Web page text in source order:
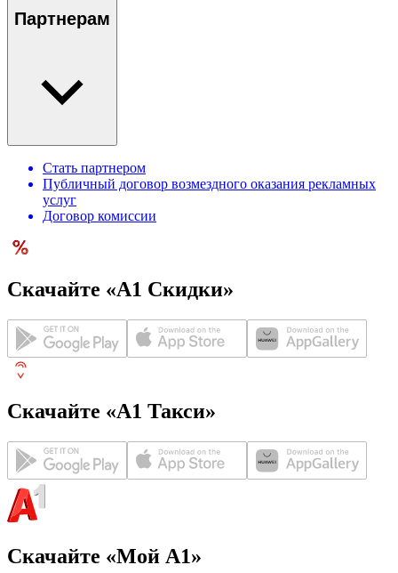
Партнерам
Стать партнером
Публичный договор возмездного оказания рекламных
услуг
Договор комиссии
Скачайте «А1 Скидки»
Скачайте «А1 Такси»
Скачайте «Мой А1»